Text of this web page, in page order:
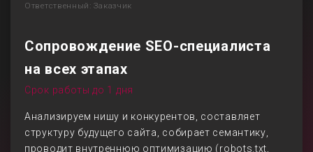
Ответственный: Заказчик
Сопровождение SEO-специалиста
на всех этапах
Срок работы до 1 дня
Анализируем нишу и конкурентов, составляет
структуру будущего сайта, собирает семантику,
проводит внутреннюю оптимизацию (robots.txt,